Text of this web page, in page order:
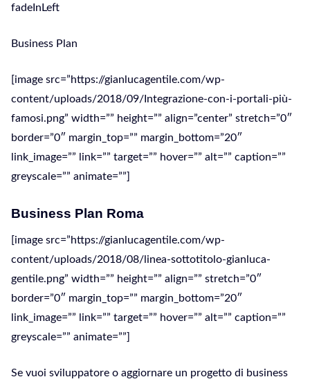
fadeInLeft
Business Plan
[image src=”https://gianlucagentile.com/wp-
content/uploads/2018/09/Integrazione-con-i-portali-più-
famosi.png” width=”” height=”” align=”center” stretch=”0″
border=”0″ margin_top=”” margin_bottom=”20″
link_image=”” link=”” target=”” hover=”” alt=”” caption=””
greyscale=”” animate=””]
Business Plan Roma
[image src=”https://gianlucagentile.com/wp-
content/uploads/2018/08/linea-sottotitolo-gianluca-
gentile.png” width=”” height=”” align=”” stretch=”0″
border=”0″ margin_top=”” margin_bottom=”20″
link_image=”” link=”” target=”” hover=”” alt=”” caption=””
greyscale=”” animate=””]
Se vuoi sviluppatore o aggiornare un progetto di business